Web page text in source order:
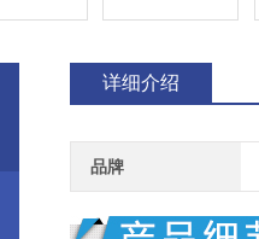
详细介绍
品牌